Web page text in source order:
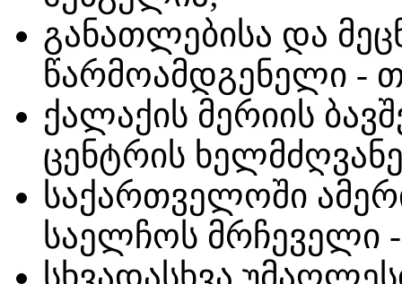
განათლებისა და
წარმოამდგენელი -
ქალაქის მერიის
ცენტრის
საქართველოში
საელჩოს მრჩეველი
სხვადასხვა